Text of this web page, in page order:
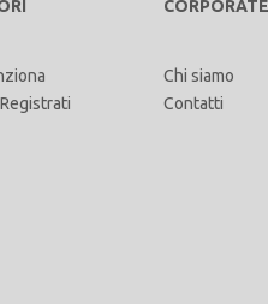
Registrati
CORPORATE
Chi siamo
Contatti